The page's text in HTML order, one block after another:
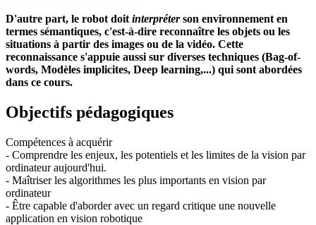
D'autre part, le robot doit interpréterson environnement en
termes sémantiques, c'est-à-dire reconnaître les objets ou les
situations à partir des images ou de la vidéo. Cette
reconnaissance s'appuie aussi sur diverses techniques (Bag-of-
words, Modèles implicites, Deep learning,...) qui sont abordées
dans ce cours.
Objectifs pédagogiques
Compétences à acquérir
- Comprendre les enjeux, les potentiels et les limites de la vision par
ordinateur aujourd'hui.
- Maîtriser les algorithmes les plus importants en vision par
ordinateur
- Être capable d'aborder avec un regard critique une nouvelle
application en vision robotique